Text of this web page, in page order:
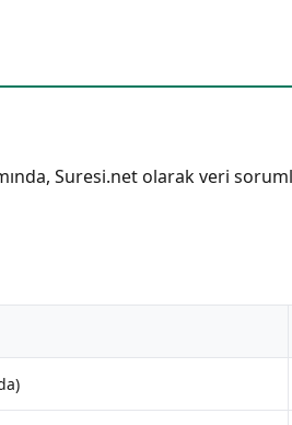
Suresi.net olarak veri